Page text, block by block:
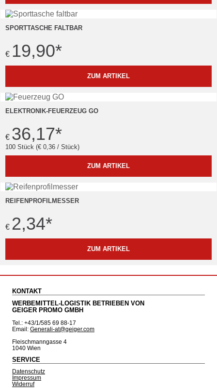
SPORTTASCHE FALTBAR
€ 19,90*
ZUM ARTIKEL
ELEKTRONIK-FEUERZEUG GO
€ 36,17*
100 Stück (€ 0,36 / Stück)
ZUM ARTIKEL
REIFENPROFILMESSER
€ 2,34*
ZUM ARTIKEL
KONTAKT
WERBEMITTEL-LOGISTIK BETRIEBEN VON
GEIGER PROMO GMBH
Tel.: +43/1/585 69 88-17
Email: Generali-at@geiger.com
Fleischmanngasse 4
1040 Wien
SERVICE
Datenschutz
Impressum
Widerruf